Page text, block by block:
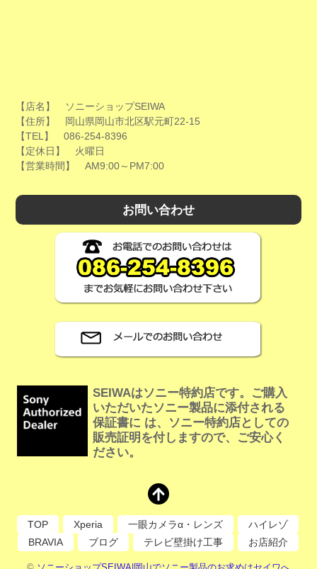
【店名】 ソニーショップSEIWA
【住所】 岡山県岡山市北区駅元町22-15
【TEL】 086-254-8396
【定休日】 火曜日
【営業時間】 AM9:00～PM7:00
お問い合わせ
SEIWAはソニー特約店です。ご購入
いただいたソニー製品に添付される
保証書に は、ソニー特約店としての
販売証明を付しますので、ご安心く
ださい。
TOP Xperia 一眼カメラα・レンズ
ハイレゾ
BRAVIA
ブログ テレビ壁掛け工事 お店紹介